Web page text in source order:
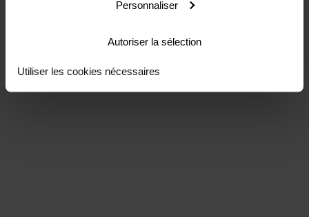
Personnaliser
Autoriser la sélection
Utiliser les cookies nécessaires